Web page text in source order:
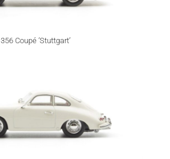
356 Coupé ‘Stuttgart’